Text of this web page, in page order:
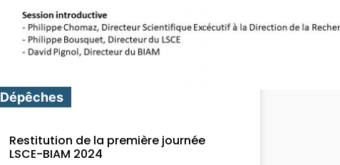
Dépêches
Restitution de la première journée
LSCE-BIAM 2024